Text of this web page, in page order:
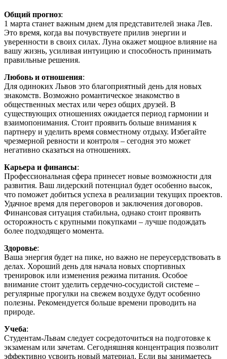
Общий прогноз:
1 марта станет важным днем для представителей знака Лев.
Это время, когда вы почувствуете прилив энергии и
уверенности в своих силах. Луна окажет мощное влияние на
вашу жизнь, усиливая интуицию и способность принимать
правильные решения.
Любовь и отношения:
Для одиноких Львов это благоприятный день для новых
знакомств. Возможно романтическое знакомство в
общественных местах или через общих друзей. В
существующих отношениях ожидается период гармонии и
взаимопонимания. Стоит проявить больше внимания к
партнеру и уделить время совместному отдыху. Избегайте
чрезмерной ревности и контроля – сегодня это может
негативно сказаться на отношениях.
Карьера и финансы:
Профессиональная сфера принесет новые возможности для
развития. Ваш лидерский потенциал будет особенно высок,
что поможет добиться успеха в реализации текущих проектов.
Удачное время для переговоров и заключения договоров.
Финансовая ситуация стабильна, однако стоит проявить
осторожность с крупными покупками – лучше подождать
более подходящего момента.
Здоровье:
Ваша энергия будет на пике, но важно не переусердствовать в
делах. Хороший день для начала новых спортивных
тренировок или изменения режима питания. Особое
внимание стоит уделить сердечно-сосудистой системе –
регулярные прогулки на свежем воздухе будут особенно
полезны. Рекомендуется больше времени проводить на
природе.
Учеба:
Студентам-Львам следует сосредоточиться на подготовке к
экзаменам или зачетам. Сегодняшняя концентрация позволит
эффективно усвоить новый материал. Если вы занимаетесь